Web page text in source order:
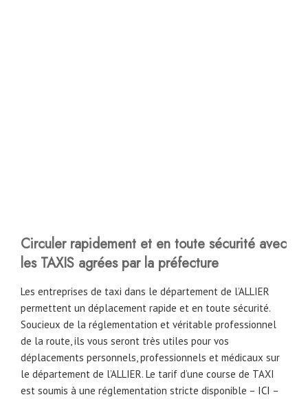
Circuler rapidement et en toute sécurité avec
les TAXIS agrées par la préfecture
Les entreprises de taxi dans le département de l’ALLIER
permettent un déplacement rapide et en toute sécurité.
Soucieux de la réglementation et véritable professionnel
de la route, ils vous seront très utiles pour vos
déplacements personnels, professionnels et médicaux sur
le département de l’ALLIER. Le tarif d’une course de TAXI
est soumis à une réglementation stricte disponible – ICI –